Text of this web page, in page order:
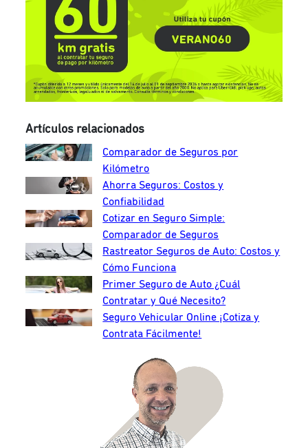
Artículos relacionados
Comparador de Seguros por
Kilómetro
Ahorra Seguros: Costos y
Confiabilidad
Cotizar en Seguro Simple:
Comparador de Seguros
Rastreator Seguros de Auto: Costos y
Cómo Funciona
Primer Seguro de Auto ¿Cuál
Contratar y Qué Necesito?
Seguro Vehicular Online ¡Cotiza y
Contrata Fácilmente!